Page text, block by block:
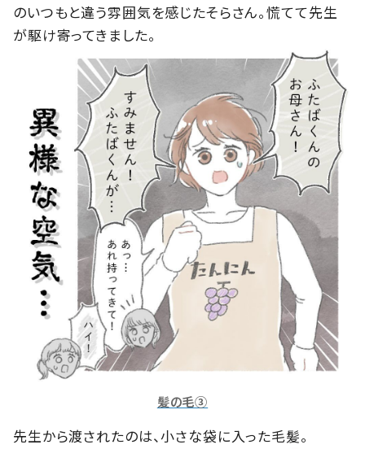
のいつもと違う雰囲気を感じたそらさん。慌てて先生
が駆け寄ってきました。
髪の毛③
先生から渡されたのは、小さな袋に入った毛髪。